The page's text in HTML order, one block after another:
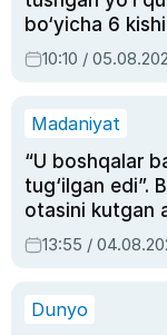
bo‘yicha 6
hukmi o‘qildi
10:10 /
Madaniyat
“U boshqalar
tug‘ilgan edi”.
otasini kutgan
dublyaj ustasi
Ahmedovaning
13:55 /
Dunyo